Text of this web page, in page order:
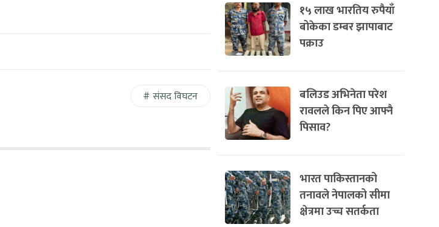
संसद विघटन
१५ लाख भारतिय रुपैयाँ
बोकेका डम्बर झापाबाट
पक्राउ
बलिउड अभिनेता परेश
रावलले किन पिए आफ्नै
पिसाव?
भारत पाकिस्तानको
तनावले नेपालको सीमा
क्षेत्रमा उच्च सतर्कता